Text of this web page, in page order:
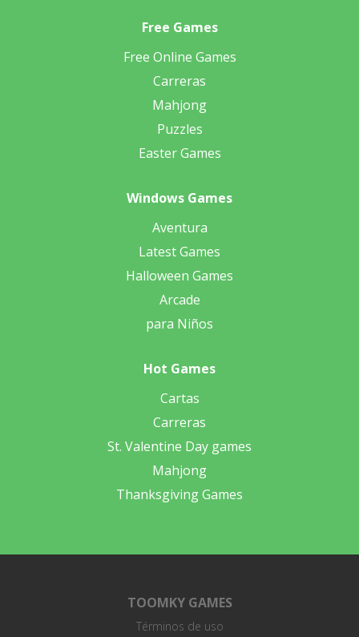
Free Games
Free Online Games
Carreras
Mahjong
Puzzles
Easter Games
Windows Games
Aventura
Latest Games
Halloween Games
Arcade
para Niños
Hot Games
Cartas
Carreras
St. Valentine Day games
Mahjong
Thanksgiving Games
TOOMKY GAMES
Términos de uso